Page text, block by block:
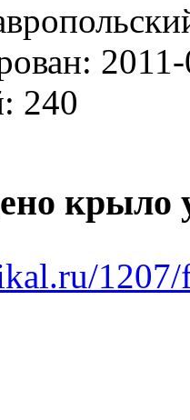
240
крыло